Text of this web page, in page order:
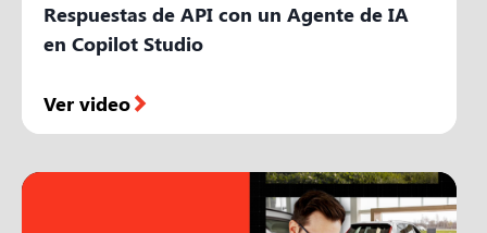
Respuestas de API con un Agente de IA
en Copilot Studio
Ver video